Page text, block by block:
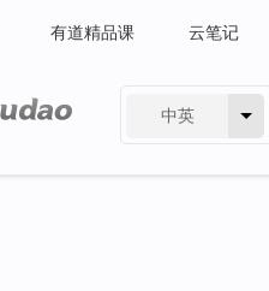
有道精品课 云笔记
中英